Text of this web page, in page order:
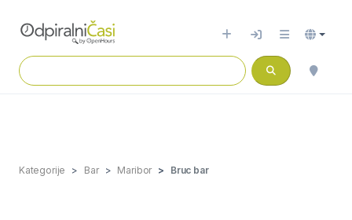
Kategorije Bar Maribor Bruc bar